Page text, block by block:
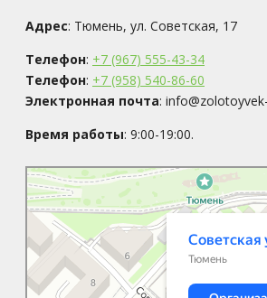
Адрес: Тюмень, ул. Советская, 17
Телефон: +7 (967) 555-43-34
Телефон: +7 (958) 540-86-60
Электронная почта:
Время работы: 9:00-19:00.
Тюмень
Советская улица, 17 — Яндекс.Карты